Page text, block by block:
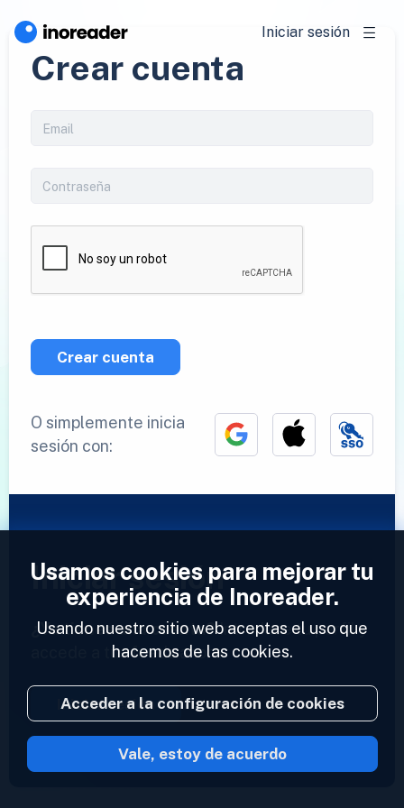
Iniciar sesión
Crear cuenta
Crear cuenta
O simplemente inicia
sesión con:
Iniciar sesión
¿Ya tienes una cuenta?Introduce tu perfil y
accede a tus feeds ahora.
Iniciar sesión
2023 © Inoreader
Usamos cookies para mejorar tu
experiencia de Inoreader.
Usando nuestro sitio web aceptas el uso que
hacemos de las cookies.
Acceder a la configuración de cookies
Vale, estoy de acuerdo